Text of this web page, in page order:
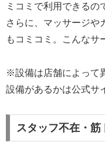
ミコミで利用できるの
さらに、マッサージや
もコミコミ。こんなサ
※設備は店舗によって
設備があるかは公式サ
スタッフ不在・筋